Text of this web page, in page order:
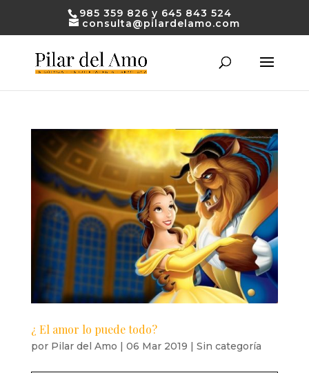
985 359 826 y 645 843 524
consulta@pilardelamo.com
¿ El amor lo puede todo?
por Pilar del Amo | 06 Mar 2019 | Sin categoría